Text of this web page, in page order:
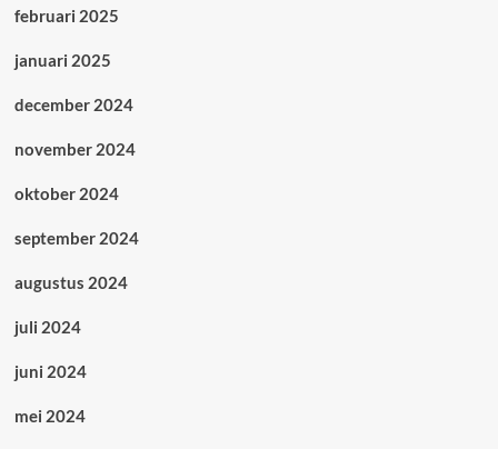
februari 2025
januari 2025
december 2024
november 2024
oktober 2024
september 2024
augustus 2024
juli 2024
juni 2024
mei 2024